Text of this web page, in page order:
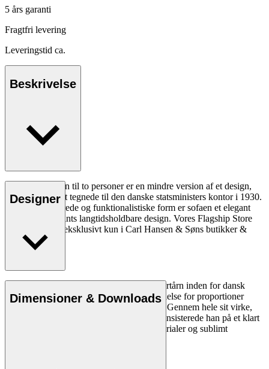
5 års garanti
Fragtfri levering
Leveringstid ca.
Beskrivelse
KK41180 sofaen til to personer er en mindre version af et design,
som Kaare Klint tegnede til den danske statsministers kontor i 1930.
Med sin raffinerede og funktionalistiske form er sofaen et elegant
eksempel på Klints langtidsholdbare design. Vores Flagship Store
Collection fåes eksklusivt kun i Carl Hansen & Søns butikker &
online.
Designer
Arkitekt Kaare Klint (1888-1954) var et fyrtårn inden for dansk
design og skabte med sin enestående forståelse for proportioner
fundamentet for Danish Modern-begrebet. Gennem hele sit virke,
hvor han skabte en stribe af designikoner, insisterede han på et klart
og logisk design, rene linjer, optimale materialer og sublimt
Dimensioner & Downloads